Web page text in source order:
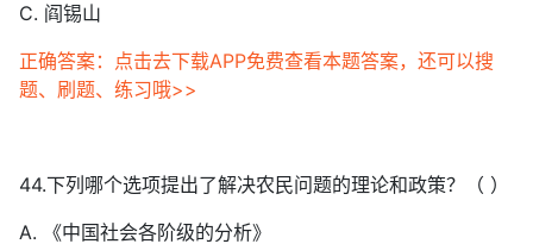
C. 阎锡山
正确答案：点击去下载APP免费查看本题答案，还可以搜
题、刷题、练习哦>>
44.下列哪个选项提出了解决农民问题的理论和政策？（ ）
A. 《中国社会各阶级的分析》